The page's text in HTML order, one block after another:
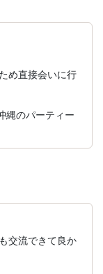
め直接会いに行
のパーティー
交流できて良か